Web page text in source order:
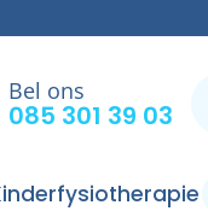
Bel ons
085 301 39 03